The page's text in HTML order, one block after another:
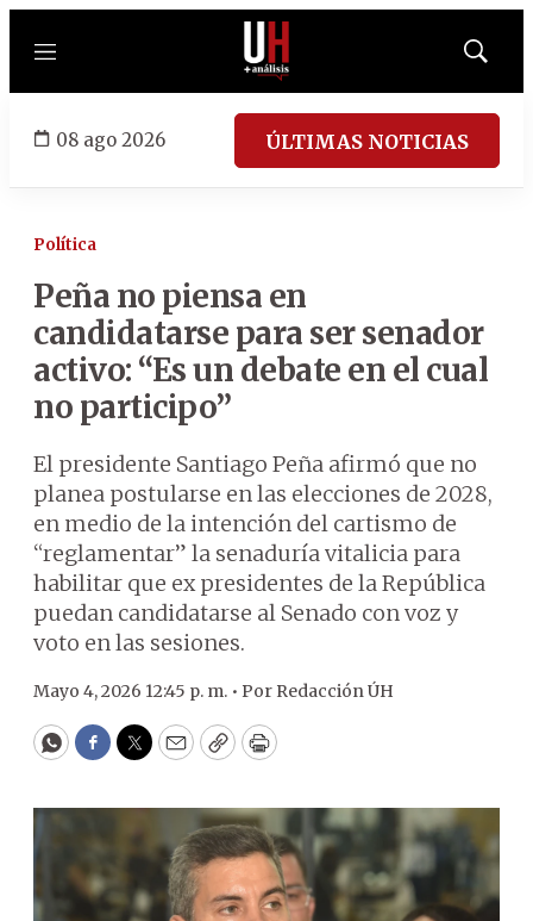
Menú
Mostrar
08 ago 2026 ÚLTIMAS NOTICIAS
Política
Peña no piensa en
candidatarse para ser senador
activo: “Es un debate en el cual
no participo”
El presidente Santiago Peña afirmó que no
planea postularse en las elecciones de 2028,
en medio de la intención del cartismo de
“reglamentar” la senaduría vitalicia para
habilitar que ex presidentes de la República
puedan candidatarse al Senado con voz y
voto en las sesiones.
Mayo 4, 2026 12:45 p. m. • Por Redacción ÚH
WhatsApp
Facebook
Twitter
EmailCopyPrint